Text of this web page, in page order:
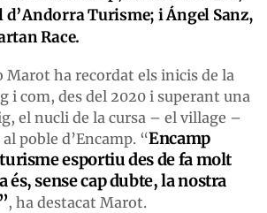
Turisme; i Ángel Sanz,
Race.
Marot ha recordat els inicis de la
i com, des del 2020 i superant una
el nucli de la cursa – el village –
poble d’Encamp. “Encamp
esportiu des de fa molt
és, sense cap dubte, la nostra
, ha destacat Marot.